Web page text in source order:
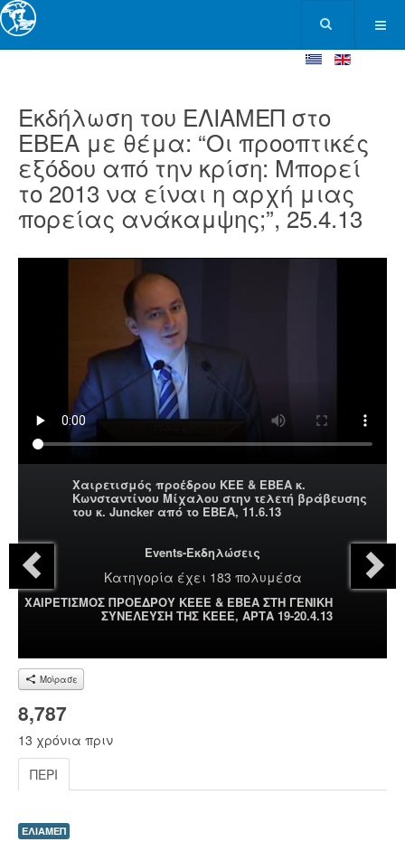
Eκδήλωση του ΕΛΙΑΜΕΠ στο
ΕΒΕΑ με θέμα: “Οι προοπτικές
εξόδου από την κρίση: Μπορεί
το 2013 να είναι η αρχή μιας
πορείας ανάκαμψης;”, 25.4.13
Χαιρετισμός προέδρου ΚΕΕ & ΕΒΕΑ κ.
Κωνσταντίνου Μίχαλου στην τελετή βράβευσης
του κ. Juncker από το ΕΒΕΑ, 11.6.13
Events-Εκδηλώσεις
Κατηγορία έχει 183 πολυμέσα
ΧΑΙΡΕΤΙΣΜΟΣ ΠΡΟΕΔΡΟΥ ΚΕΕΕ & EBEA ΣΤΗ ΓΕΝΙΚΗ
ΣΥΝΕΛΕΥΣΗ ΤΗΣ ΚΕΕΕ, ΑΡΤΑ 19-20.4.13
Μοίρασε
8,787
13 χρόνια πριν
ΠΕΡΊ
ΕΛΙΑΜΕΠ